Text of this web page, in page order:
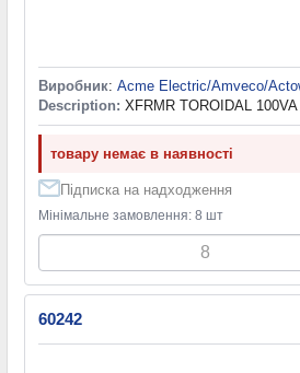
Виробник: Acme Electric/Amveco/
Description: XFRMR TOROIDAL
товару немає в наявності
Підписка на надходження
Мінімальне замовлення: 8 шт
60242